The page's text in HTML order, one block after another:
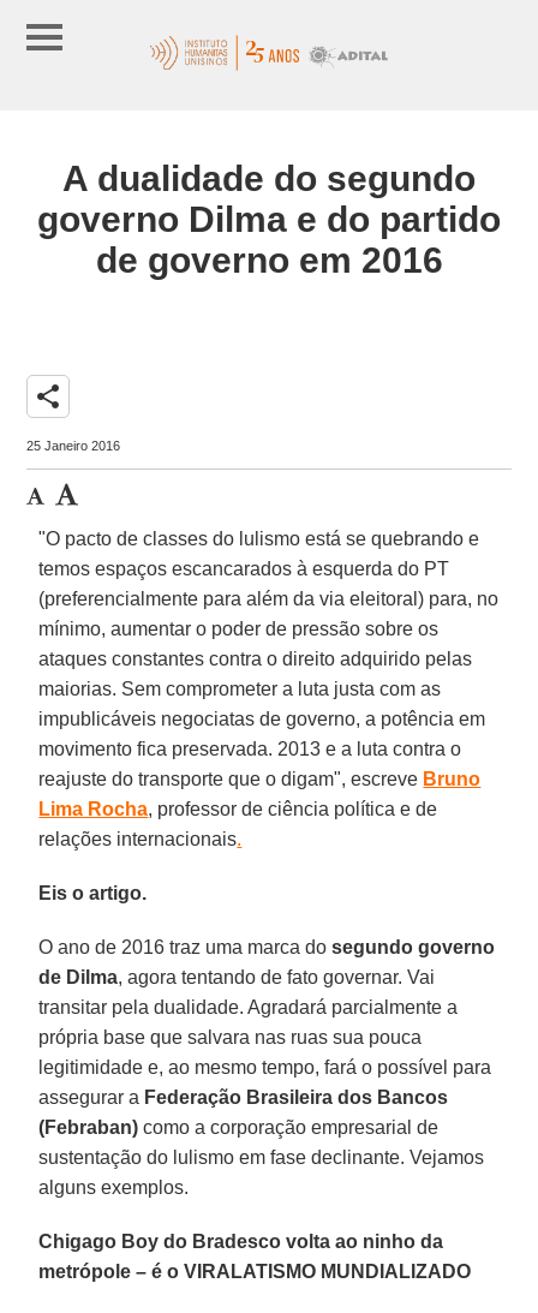
A dualidade do segundo
governo Dilma e do partido
de governo em 2016
share
25 Janeiro 2016
"O pacto de classes do lulismo está se quebrando e
temos espaços escancarados à esquerda do PT
(preferencialmente para além da via eleitoral) para, no
mínimo, aumentar o poder de pressão sobre os
ataques constantes contra o direito adquirido pelas
maiorias. Sem comprometer a luta justa com as
impublicáveis negociatas de governo, a potência em
movimento fica preservada. 2013 e a luta contra o
reajuste do transporte que o digam", escreve Bruno
Lima Rocha, professor de ciência política e de
relações internacionais.
Eis o artigo.
O ano de 2016 traz uma marca dosegundo governo
de Dilma, agora tentando de fato governar. Vai
transitar pela dualidade. Agradará parcialmente a
própria base que salvara nas ruas sua pouca
legitimidade e, ao mesmo tempo, fará o possível para
assegurar a Federação Brasileira dos Bancos
(Febraban) como a corporação empresarial de
sustentação do lulismo em fase declinante. Vejamos
alguns exemplos.
Chigago Boy do Bradesco volta ao ninho da
metrópole – é o VIRALATISMO MUNDIALIZADO